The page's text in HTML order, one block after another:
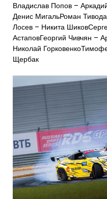
Владислав Попов –
Денис МигальРоман
Лосев – Никита
АстаповГеоргий Чивчян –
Николай
Щербак